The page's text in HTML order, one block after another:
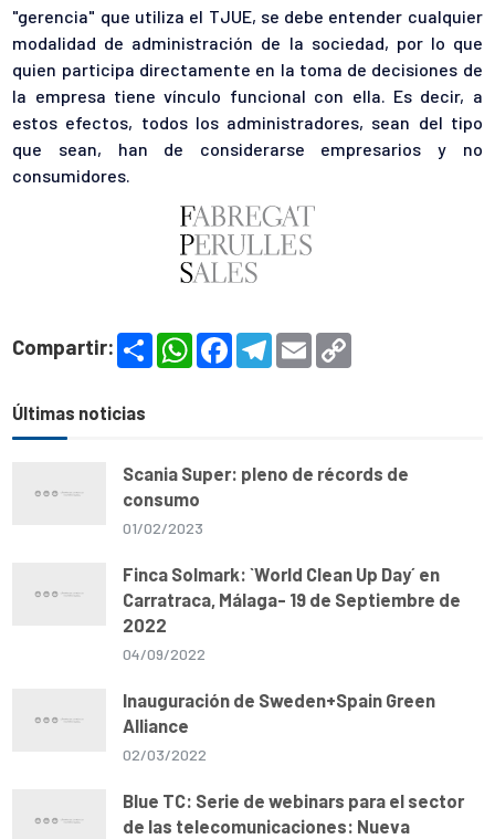
"gerencia" que utiliza el TJUE, se debe entender cualquier
modalidad de administración de la sociedad, por lo que
quien participa directamente en la toma de decisiones de
la empresa tiene vínculo funcional con ella. Es decir, a
estos efectos, todos los administradores, sean del tipo
que sean, han de considerarse empresarios y no
consumidores.
Compartir:
S
h
W
h
F
T
e
E
m
Últimas noticias
Scania Super: pleno de récords de
consumo
01/02/2023
Finca Solmark: `World Clean Up Day´ en
Carratraca, Málaga- 19 de Septiembre de
2022
04/09/2022
Inauguración de Sweden+Spain Green
Alliance
02/03/2022
Blue TC: Serie de webinars para el sector
de las telecomunicaciones: Nueva